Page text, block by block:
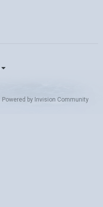
Powered by Invision Community